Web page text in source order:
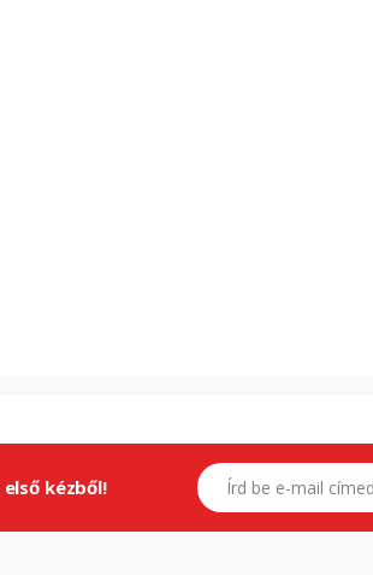
első kézből!
E-mail címed